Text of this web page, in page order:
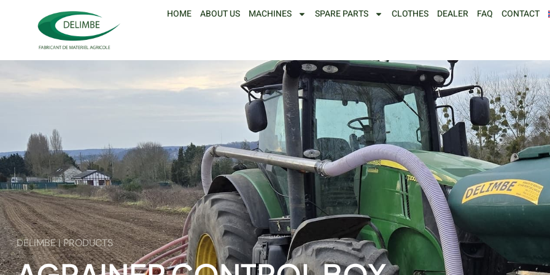
HOME ABOUT US MACHINES SPARE PARTS CLOTHES DEALER FAQ CONTACT
DELIMBE | PRODUCTS